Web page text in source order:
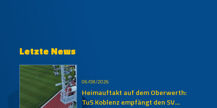
Letzte News
06/08/2026
Heimauftakt auf dem Oberwerth:
TuS Koblenz empfängt den SV